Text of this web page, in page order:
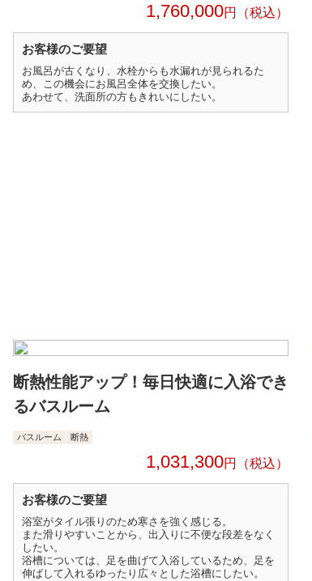
1,760,000円
お客様のご要望
お風呂が古くなり、水栓からも水漏れが見られるた
め、この機会にお風呂全体を交換したい。
あわせて、洗面所の方もきれいにしたい。
断熱性能アップ！毎日快適に入浴でき
るバスルーム
バスルーム 断熱
1,031,300円
お客様のご要望
浴室がタイル張りのため寒さを強く感じる。
また滑りやすいことから、出入りに不便な段差をなく
したい。
浴槽については、足を曲げて入浴しているため、足を
伸ばして入れるゆったり広々とした浴槽にしたい。